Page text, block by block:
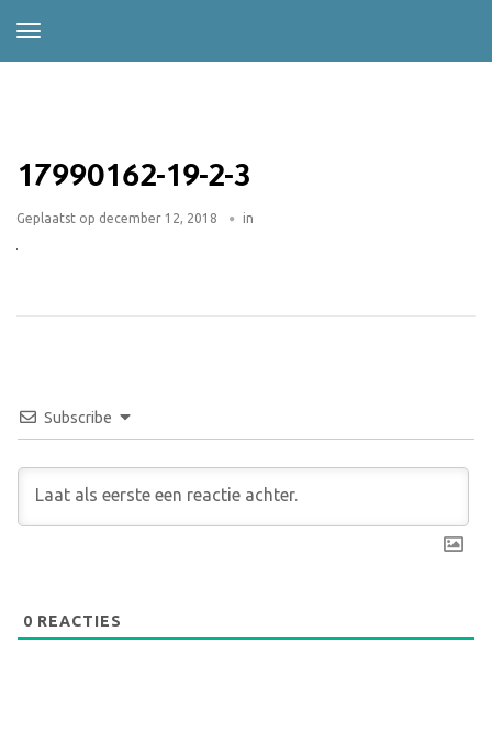
17990162-19-2-3
Geplaatst op december 12, 2018 in
Subscribe
0 REACTIES